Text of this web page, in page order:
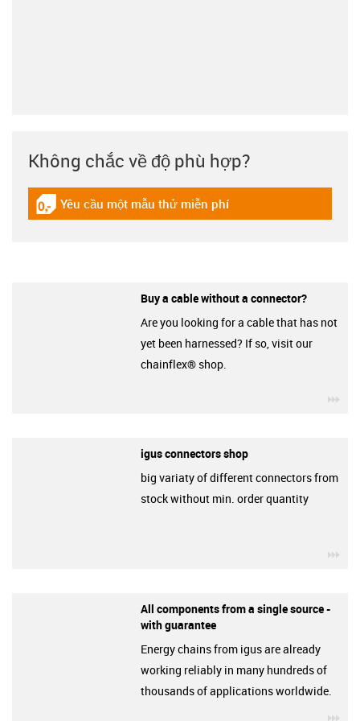
Không chắc về độ phù hợp?
igus-icon-gratismuster
Yêu cầu một mẫu thử miễn phí
Buy a cable without a connector?
Are you looking for a cable that has not
yet been harnessed? If so, visit our
chainflex® shop.
igus connectors shop
big variaty of different connectors from
stock without min. order quantity
All components from a single source -
with guarantee
Energy chains from igus are already
working reliably in many hundreds of
thousands of applications worldwide.